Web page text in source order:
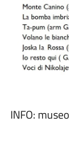
INFO: